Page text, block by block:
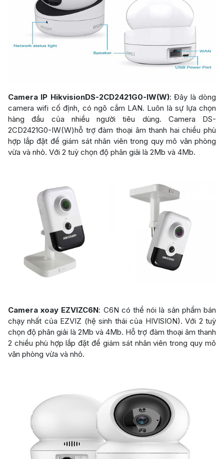
Camera IP HikvisionDS-2CD2421G0-IW(W): Đây là dòng
camera wifi cố định, có ngõ cắm LAN. Luôn là sự lựa chọn
hàng đầu của nhiều người tiêu dùng. Camera DS-
2CD2421G0-IW(W)hỗ trợ đàm thoại âm thanh hai chiều phù
hợp lắp đặt để giám sát nhân viên trong quy mô văn phòng
vừa và nhỏ. Với 2 tuỳ chọn độ phân giải là 2Mb và 4Mb.
Camera xoay EZVIZC6N: C6N có thể nói là sản phẩm bán
chạy nhất của EZVIZ (hệ sinh thái của HIVISION). Với 2 tuỳ
chọn độ phân giải là 2Mb và 4Mb. Hỗ trợ đàm thoại âm thanh
2 chiều phù hợp lắp đặt để giám sát nhân viên trong quy mô
văn phòng vừa và nhỏ.